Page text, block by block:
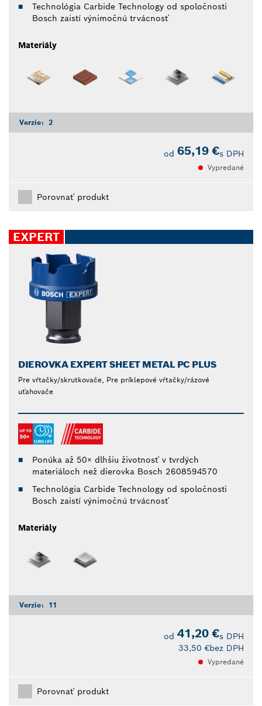
Technológia Carbide Technology od spoločnosti
Bosch zaistí výnimočnú trvácnosť
Materiály
Verzie: 2
od 65,19 €s DPH
Vypredané
Porovnať produkt
EXPERT
DIEROVKA EXPERT SHEET METAL PC PLUS
Pre vŕtačky/skrutkovače, Pre príklepové vŕtačky/rázové
uťahovače
Ponúka až 50× dlhšiu životnosť v tvrdých
materiáloch než dierovka Bosch 2608594570
Technológia Carbide Technology od spoločnosti
Bosch zaistí výnimočnú trvácnosť
Materiály
Verzie: 11
od 41,20 €s DPH
33,50 €bez DPH
Vypredané
Porovnať produkt